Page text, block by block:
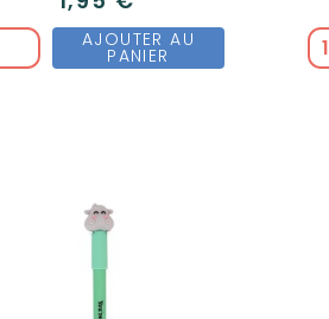
AJOUTER AU
PANIER